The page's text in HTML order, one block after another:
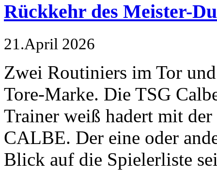
Rückkehr des Meister-
21.April 2026
Zwei Routiniers im Tor
Tore-Marke. Die TSG
Trainer weiß hadert mit
CALBE. Der eine oder
Blick auf die Spielerliste